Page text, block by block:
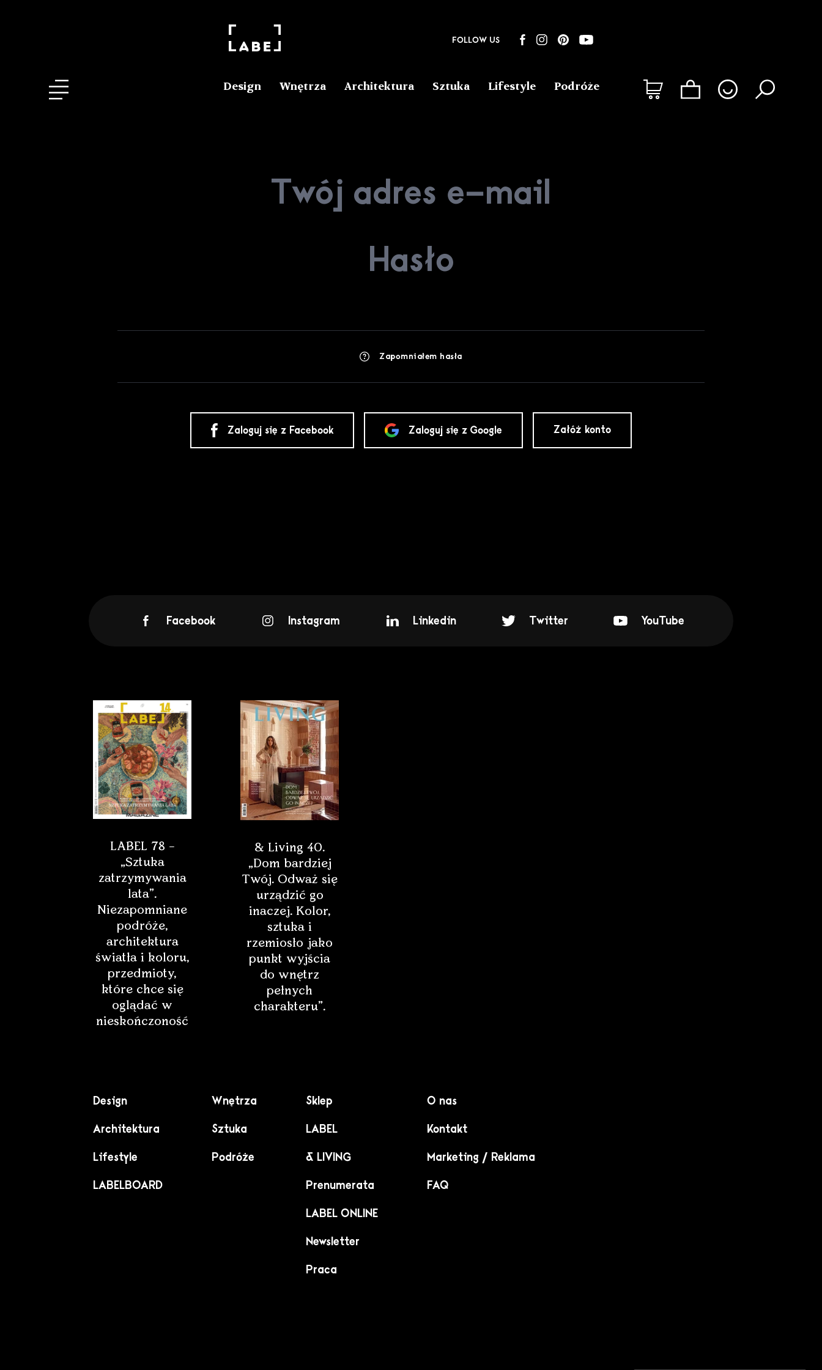
FOLLOW US
Design Wnętrza Architektura Sztuka Lifestyle Podróże
Zapomniałem hasła
Zaloguj się z Facebook Zaloguj się z Google Załóż konto
Facebook Instagram Linkedin Twitter YouTube
LABEL 78 –
„Sztuka
zatrzymywania
lata”.
Niezapomniane
podróże,
architektura
światła i koloru,
przedmioty,
które chce się
oglądać w
nieskończoność
& Living 40.
„Dom bardziej
Twój. Odważ się
urządzić go
inaczej. Kolor,
sztuka i
rzemiosło jako
punkt wyjścia
do wnętrz
pełnych
charakteru”.
Design Wnętrza
Architektura Sztuka
Lifestyle Podróże
LABELBOARD
Sklep
LABEL
& LIVING
Prenumerata
LABEL ONLINE
Newsletter
Praca
O nas
Kontakt
Marketing / Reklama
FAQ